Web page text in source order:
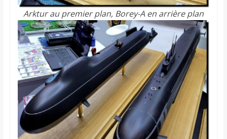
Arktur au premier plan, Borey-A en arrière plan